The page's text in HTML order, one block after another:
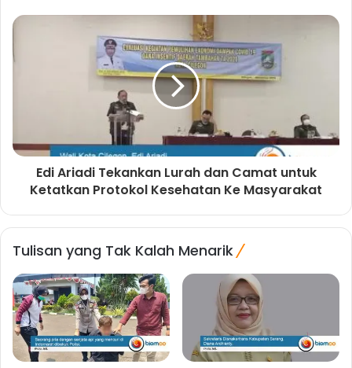
Edi Ariadi Tekankan Lurah dan Camat untuk
Ketatkan Protokol Kesehatan Ke Masyarakat
Tulisan yang Tak Kalah Menarik